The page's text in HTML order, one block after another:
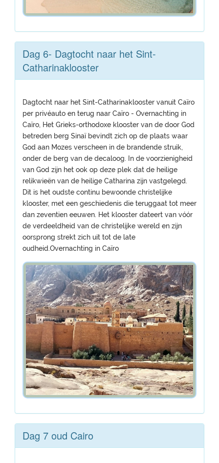
Dag 6- Dagtocht naar het Sint-
Catharinaklooster
Dagtocht naar het Sint-Catharinaklooster vanuit Caïro
per privéauto en terug naar Caïro - Overnachting in
Caïro, Het Grieks-orthodoxe klooster van de door God
betreden berg Sinaï bevindt zich op de plaats waar
God aan Mozes verscheen in de brandende struik,
onder de berg van de decaloog. In de voorzienigheid
van God zijn het ook op deze plek dat de heilige
relikwieën van de heilige Catharina zijn vastgelegd.
Dit is het oudste continu bewoonde christelijke
klooster, met een geschiedenis die teruggaat tot meer
dan zeventien eeuwen. Het klooster dateert van vóór
de verdeeldheid van de christelijke wereld en zijn
oorsprong strekt zich uit tot de late
oudheid.Overnachting in Caïro
Dag 7 oud Cairo